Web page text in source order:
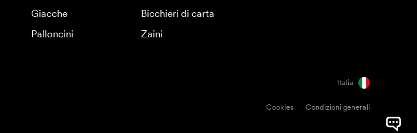
Giacche
Bicchieri di carta
Palloncini
Zaini
Italia
Cookies Condizioni generali